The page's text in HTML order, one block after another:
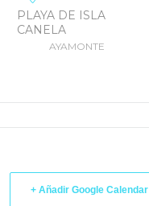
PLAYA DE ISLA
CANELA
AYAMONTE
+ Añadir Google Calendar